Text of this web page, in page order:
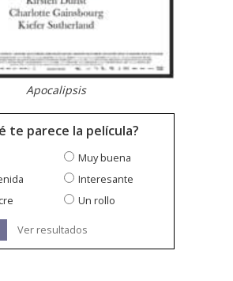
Apocalipsis
te parece la película?
Muy buena
Interesante
Un rollo
Ver resultados